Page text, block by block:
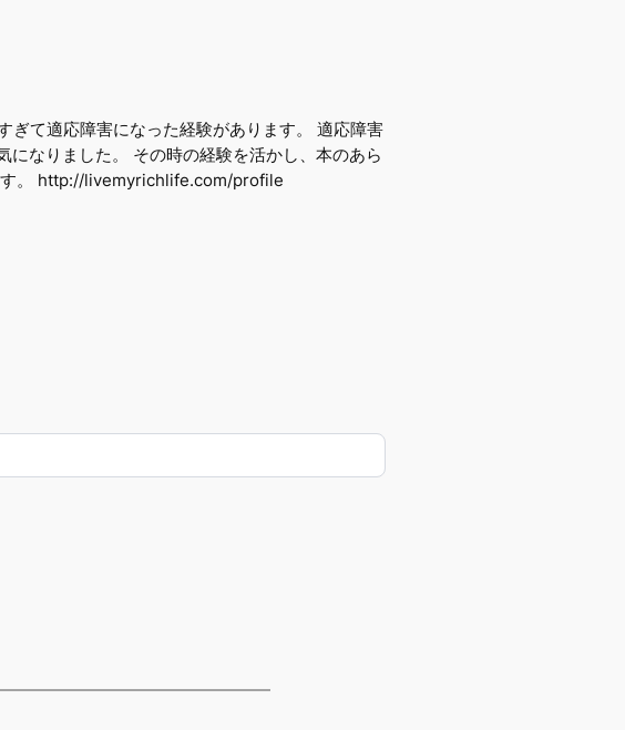
ぎて適応障害になった経験があります。 適応障害
なりました。 その時の経験を活かし、本のあら
す。 http://livemyrichlife.com/profile